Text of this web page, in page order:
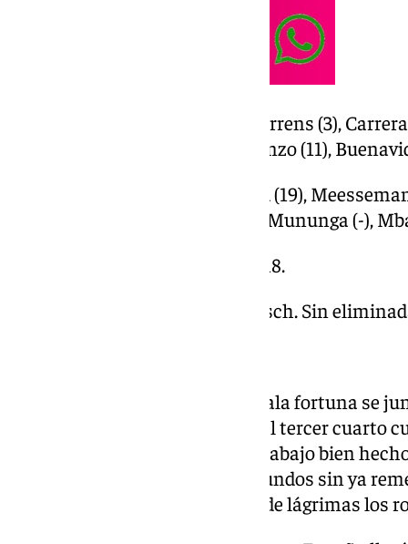
ESPAÑA: Ortiz (3), Pueyo (11), Torrens (3),
inicial–; Ayuso (11), Vilaró (3), Ginzo (11),
BÉLGICA: Delaere (9), Allemand (19),
quinteto inicial–; Claessens (-), Mununga (-),
Parciales: 19-18, 18-13, 15-18, 13-18.
Árbitros: Salins, Gajdosz y Praksch. Sin
La falta de inexperiencia y la mala fortuna se
los últimos minutos. Como en el tercer cuarto
España vivió de las rentas del trabajo bien
pérdida de balón, con cinco segundos sin ya
pitaron a Raquel Carrera, llenó de lágrimas los